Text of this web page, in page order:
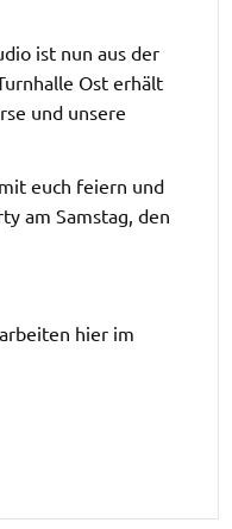
ist nun aus der
Ost erhält
und unsere
euch feiern und
am Samstag, den
hier im